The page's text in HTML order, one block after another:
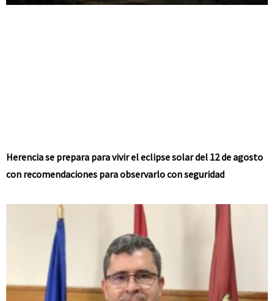
Herencia se prepara para vivir el eclipse solar del 12 de agosto
con recomendaciones para observarlo con seguridad